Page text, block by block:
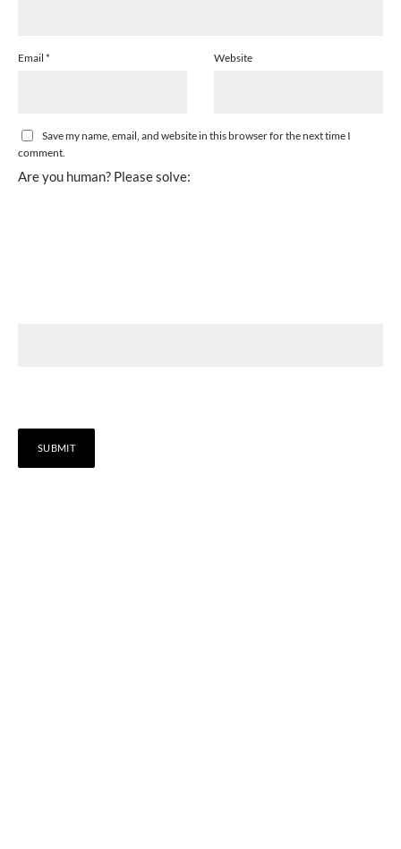
Email * Website
Save my name, email, and website in this browser for the next time I
comment.
Are you human? Please solve: